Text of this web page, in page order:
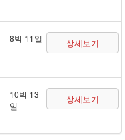
8박 11일 상세보기
10박 13
일
상세보기